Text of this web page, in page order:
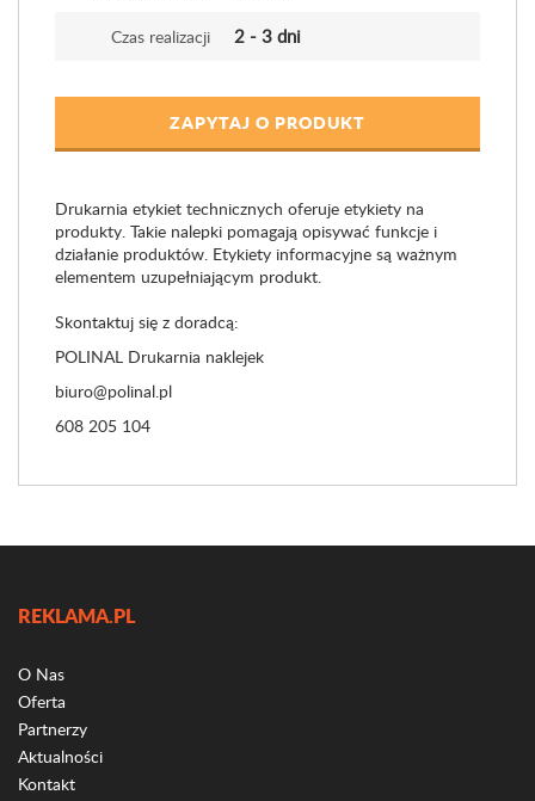
Czas realizacji 2 - 3 dni
ZAPYTAJ O PRODUKT
Drukarnia etykiet technicznych oferuje etykiety na
produkty. Takie nalepki pomagają opisywać funkcje i
działanie produktów. Etykiety informacyjne są ważnym
elementem uzupełniającym produkt.
Skontaktuj się z doradcą:
POLINAL Drukarnia naklejek
biuro@polinal.pl
608 205 104
REKLAMA.PL
O Nas
Oferta
Partnerzy
Aktualności
Kontakt